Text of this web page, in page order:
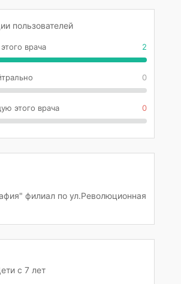
пользователей
врача 2
0
этого врача 0
филиал по ул.Революционная
с 7 лет